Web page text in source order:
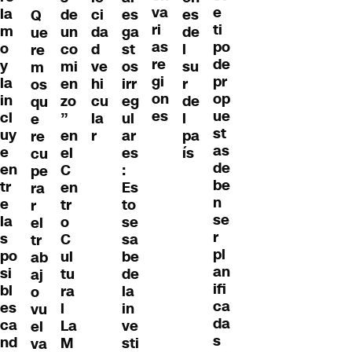
la
m
o
y
la
in
cl
uy
e
en
tr
e
la
s
po
si
bl
es
ca
nd
Q
ue
re
m
os
qu
e
re
cu
pe
ra
r
el
tr
ab
aj
o
vu
el
va
de
un
co
mi
en
zo
”
en
el
C
en
tr
o
C
ul
tu
ra
l
La
M
ci
da
d
ve
hi
cu
la
r
es
ga
st
os
irr
eg
ul
ar
es
:
Es
to
se
sa
be
de
la
in
ve
sti
va
ri
as
re
gi
on
es
es
de
l
su
r
de
l
pa
ís
e
ti
po
de
pr
op
ue
st
as
de
be
n
se
r
pl
an
ifi
ca
da
s